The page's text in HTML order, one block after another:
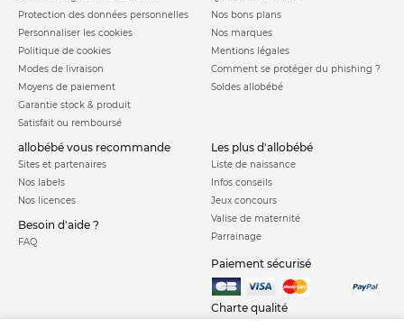
Protection des données personnelles
Personnaliser les cookies
Politique de cookies
Modes de livraison
Moyens de paiement
Garantie stock & produit
Satisfait ou remboursé
Nos bons plans
Nos marques
Mentions légales
Comment se protéger du phishing ?
Soldes allobébé
allobébé vous recommande
Sites et partenaires
Nos labels
Nos licences
Besoin d'aide ?
FAQ
les plus d'allobébé
Liste de naissance
Infos conseils
Jeux concours
Valise de maternité
Parrainage
Paiement sécurisé
Charte qualité